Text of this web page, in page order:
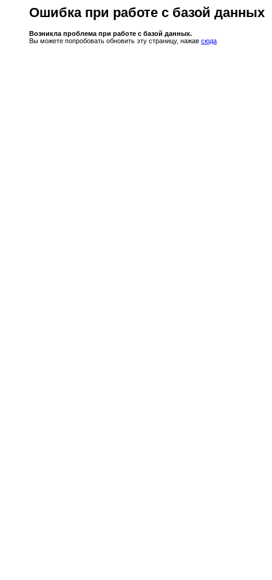
Ошибка при работе с базой данных
Возникла проблема при работе с базой данных.
Вы можете попробовать обновить эту страницу, нажав сюда